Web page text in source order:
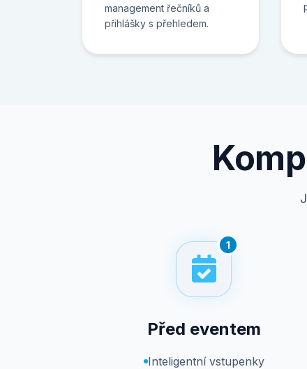
management řečníků a
přihlášky s přehledem.
1
Před eventem
Inteligentní vstupenky